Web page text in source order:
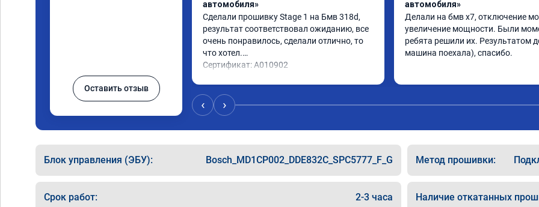
Оставить отзыв
автомобиля»
Сделали прошивку Stage 1 на Бмв 318d,
результат соответствовал ожиданию, все
очень понравилось, сделали отлично, то
что хотел.
Сертификат: A010902
автомобиля»
Делали на бмв х7, отключение
увеличение мощности. Были
ребята решили их. Результатом
машина поехала), спасибо.
‹ ›
Блок управления (ЭБУ): Bosch_MD1CP002_DDE832C_SPC5777_F_G Метод прошивки:
Срок работ: 2-3 часа Наличие откатанных